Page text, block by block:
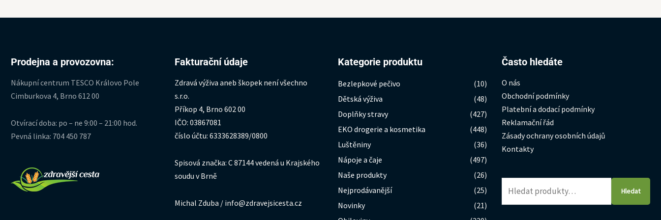
Prodejna a provozovna:
Nákupní centrum TESCO Královo Pole
Cimburkova 4, Brno 612 00
Otvírací doba: po – ne 9:00 – 21:00 hod.
Pevná linka: 704 450 787
Fakturační údaje
Zdravá výživa aneb škopek není všechno
s.r.o.
Příkop 4, Brno 602 00
IČO: 03867081
číslo účtu: 6333628389/0800
Spisová značka: C 87144 vedená u Krajského
soudu v Brně
Michal Zduba / info@zdravejsicesta.cz
Kategorie produktu
Bezlepkové pečivo
(10)
Dětská výživa
(48)
Doplňky stravy
(427)
EKO drogerie a kosmetika
(448)
Luštěniny
(36)
Nápoje a čaje
(497)
Naše produkty
(26)
Nejprodávanější
(25)
Novinky
(21)
Často hledáte
O nás
Obchodní podmínky
Platební a dodací podmínky
Reklamační řád
Zásady ochrany osobních údajů
Kontakty
Hledat:
Hledat